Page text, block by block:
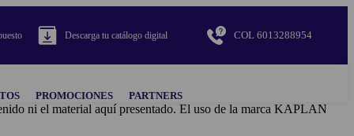
Descarga tu catálogo digital COL 6013288954
PROMOCIONES PARTNERS
ni el material aquí presentado. El uso de la marca KAPLAN